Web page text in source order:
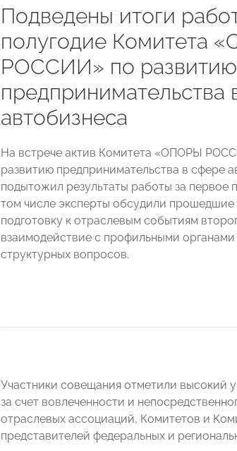
Подведены итоги
полугодие Комитета
РОССИИ» по развитию
предпринимательства
автобизнеса
На встрече актив Комитета «ОПОРЫ
развитию предпринимательства в сфере
подытожил результаты работы за первое
том числе эксперты обсудили прошедшие
подготовку к отраслевым событиям
взаимодействие с профильными органами
структурных вопросов.
Участники совещания отметили высокий
за счет вовлеченности и
отраслевых ассоциаций, Комитетов и
представителей федеральных и